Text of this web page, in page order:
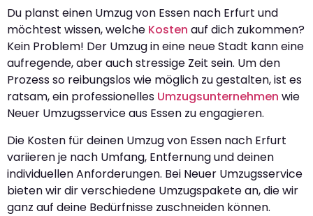
Du planst einen Umzug von Essen nach Erfurt und
möchtest wissen, welche Kosten auf dich zukommen?
Kein Problem! Der Umzug in eine neue Stadt kann eine
aufregende, aber auch stressige Zeit sein. Um den
Prozess so reibungslos wie möglich zu gestalten, ist es
ratsam, ein professionelles Umzugsunternehmen wie
Neuer Umzugsservice aus Essen zu engagieren.
Die Kosten für deinen Umzug von Essen nach Erfurt
variieren je nach Umfang, Entfernung und deinen
individuellen Anforderungen. Bei Neuer Umzugsservice
bieten wir dir verschiedene Umzugspakete an, die wir
ganz auf deine Bedürfnisse zuschneiden können.